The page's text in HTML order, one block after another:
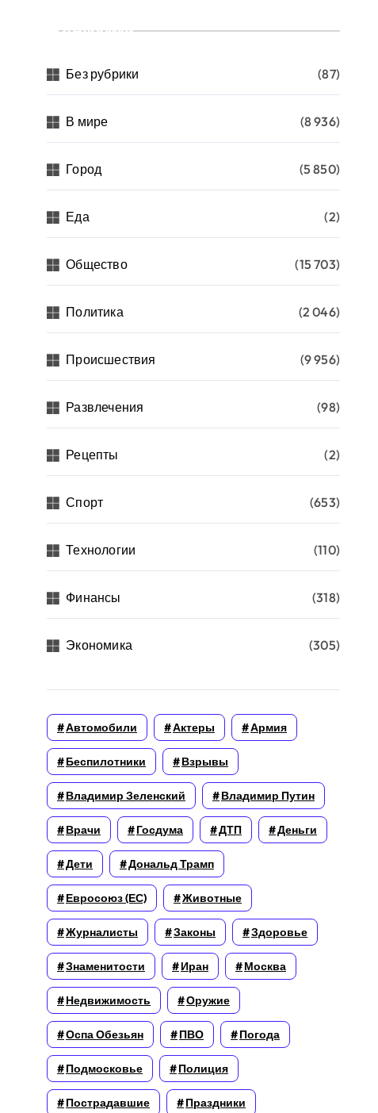
Рубрики
Без рубрики (87)
В мире (8 936)
Город (5 850)
Еда (2)
Общество (15 703)
Политика (2 046)
Происшествия (9 956)
Развлечения (98)
Рецепты (2)
Спорт (653)
Технологии (110)
Финансы (318)
Экономика (305)
Автомобили Актеры Армия
Беспилотники Взрывы
Владимир Зеленский Владимир Путин
Врачи Госдума ДТП Деньги
Дети Дональд Трамп
Евросоюз (ЕС) Животные
Журналисты Законы Здоровье
Знаменитости Иран Москва
Недвижимость Оружие
Оспа Обезьян ПВО Погода
Подмосковье Полиция
Пострадавшие Праздники